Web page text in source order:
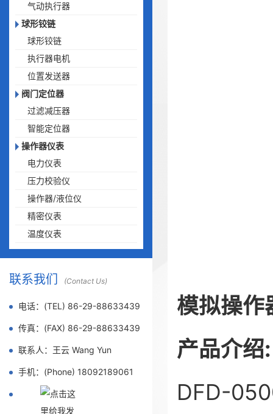
气动执行器
球形铰链
球形铰链
执行器电机
位置发送器
阀门定位器
过滤减压器
智能定位器
操作器仪表
电力仪表
压力校验仪
操作器/液位仪
精密仪表
温度仪表
联系我们 (Contact Us)
电话：(TEL) 86-29-88633439
传真：(FAX) 86-29-88633439
联系人：王云 Wang Yun
手机：(Phone) 18092189061
模拟操作
产品介绍:
DFD-